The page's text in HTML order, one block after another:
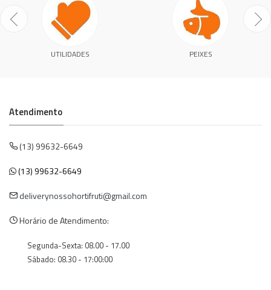
UTILIDADES PEIXES
Atendimento
(13) 99632-6649
(13) 99632-6649
deliverynossohortifruti@gmail.com
Horário de Atendimento:
Segunda-Sexta: 08.00 - 17.00
Sábado: 08.30 - 17:00:00